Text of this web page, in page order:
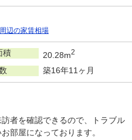
辺の家賃相場
積 20.28m2
築16年11ヶ月
者を確認できるので、トラブル
部屋になっております。